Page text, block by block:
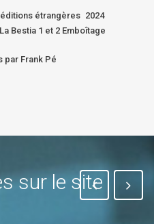
étrangères 2024
Bestia 1 et 2 Emboîtage
par Frank Pé
sur le site